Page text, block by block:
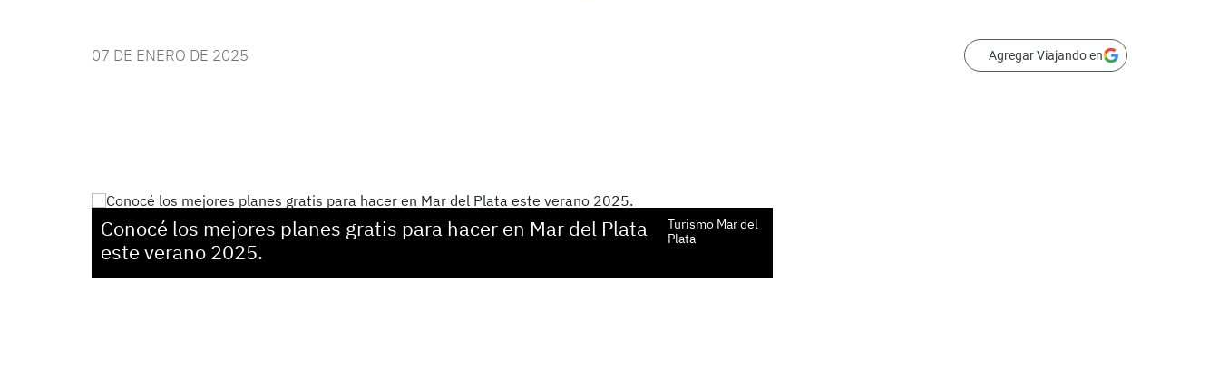
07 DE ENERO DE 2025 Agregar Viajando en
Conocé los mejores planes gratis para hacer en Mar del Plata
este verano 2025.
Turismo Mar del
Plata